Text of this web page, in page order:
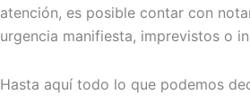
atención, es posible contar con
urgencia manifiesta, imprevistos o
Hasta aquí todo lo que podemos